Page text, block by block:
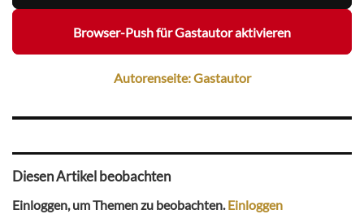
Browser-Push für Gastautor aktivieren
Autorenseite: Gastautor
Diesen Artikel beobachten
Einloggen, um Themen zu beobachten.Einloggen